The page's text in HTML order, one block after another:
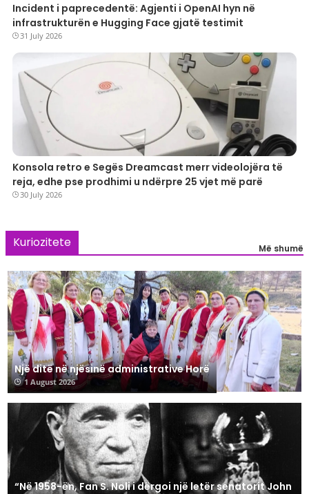
Incident i paprecedentë: Agjenti i OpenAI hyn në
infrastrukturën e Hugging Face gjatë testimit
31 July 2026
Konsola retro e Segës Dreamcast merr videolojëra të
reja, edhe pse prodhimi u ndërpre 25 vjet më parë
30 July 2026
Kuriozitete Më shumë
Një ditë në njësinë administrative Horë
1 August 2026
“Në 1958-ën, Fan S. Noli i dërgoi një letër senatorit John